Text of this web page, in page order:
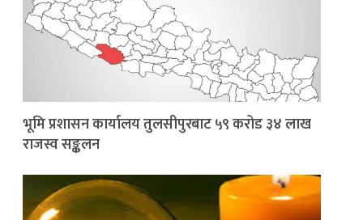
भूमि प्रशासन कार्यालय तुलसीपुरबाट ५९ करोड ३४ लाख
राजस्व सङ्कलन